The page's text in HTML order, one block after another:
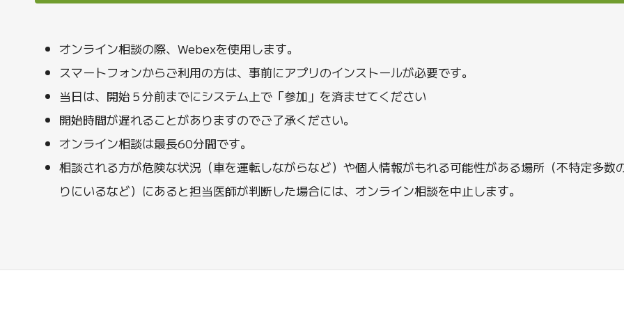
オンライン相談の際、Webexを使用します。
スマートフォンからご利用の方は、事前にアプリのインストールが必要です。
当日は、開始５分前までにシステム上で「参加」を済ませてください
開始時間が遅れることがありますのでご了承ください。
オンライン相談は最長60分間です。
相談される方が危険な状況（車を運転しながらなど）や個人情報がもれる可能性がある場所（不特定多数
りにいるなど）にあると担当医師が判断した場合には、オンライン相談を中止します。